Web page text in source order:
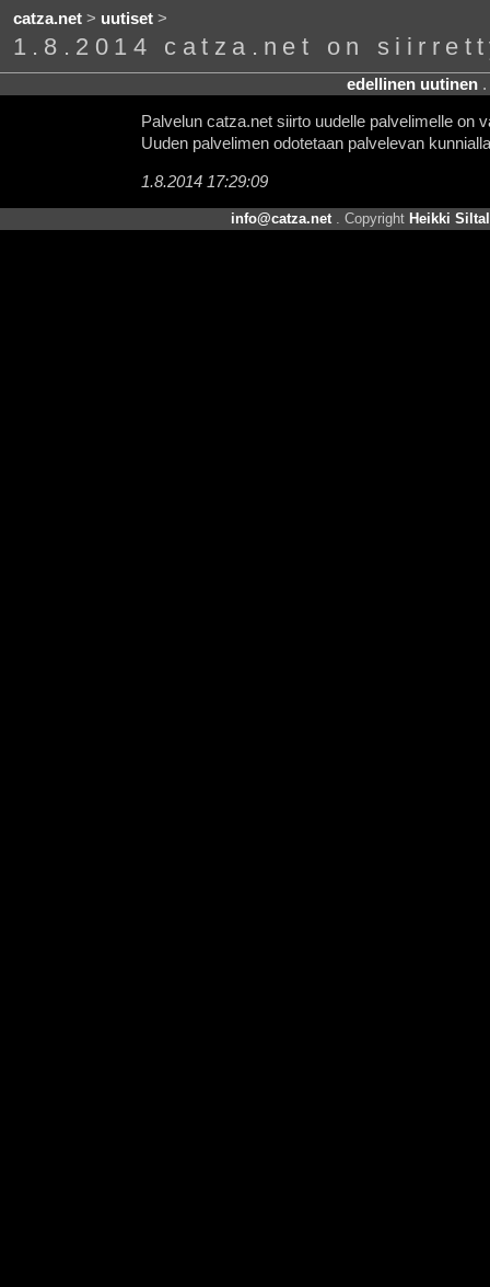
catza.net> uutiset>
1.8.2014 catza.net on
edellinen uutinen.
Palvelun catza.net siirto uudelle palvelimelle on
Uuden palvelimen odotetaan palvelevan
1.8.2014 17:29:09
info@catza.net. Copyright Heikki